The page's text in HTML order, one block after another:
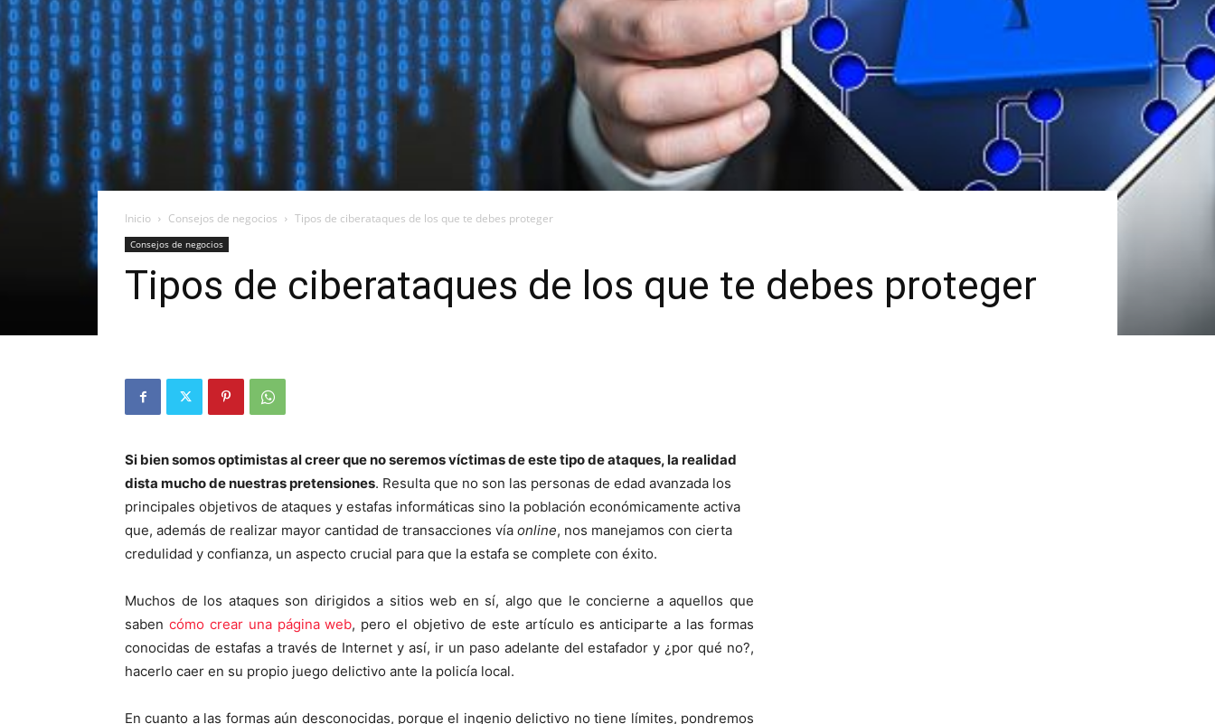
Inicio Consejos de negocios Tipos de ciberataques de los que te debes proteger
Consejos de negocios
Tipos de ciberataques de los que te debes proteger
Si bien somos optimistas al creer que no seremos víctimas de este tipo de ataques, la realidad
dista mucho de nuestras pretensiones. Resulta que no son las personas de edad avanzada los
principales objetivos de ataques y estafas informáticas sino la población económicamente activa
que, además de realizar mayor cantidad de transacciones vía online, nos manejamos con cierta
credulidad y confianza, un aspecto crucial para que la estafa se complete con éxito.
Muchos de los ataques son dirigidos a sitios web en sí, algo que le concierne a aquellos que
saben cómo crear una página web, pero el objetivo de este artículo es anticiparte a las formas
conocidas de estafas a través de Internet y así, ir un paso adelante del estafador y ¿por qué no?,
hacerlo caer en su propio juego delictivo ante la policía local.
En cuanto a las formas aún desconocidas, porque el ingenio delictivo no tiene límites, pondremos